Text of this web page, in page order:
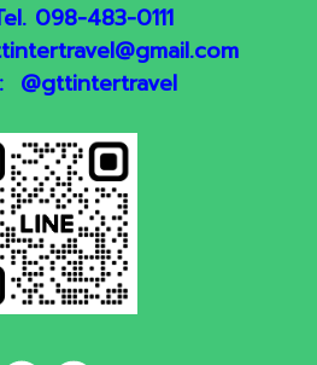
098-483-0111
@gttintertravel